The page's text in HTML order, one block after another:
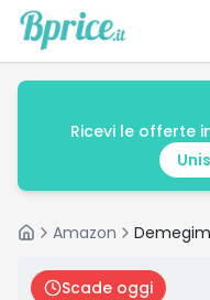
Ricevi le offerte
HomeAmazon
Scade oggi